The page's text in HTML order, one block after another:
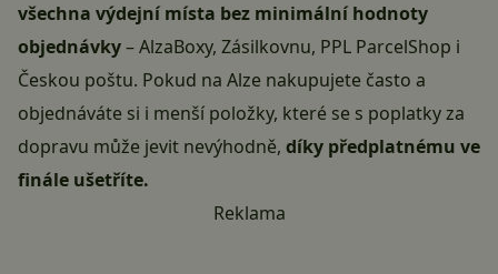
všechna výdejní místa bez minimální hodnoty
objednávky– AlzaBoxy, Zásilkovnu, PPL ParcelShop i
Českou poštu. Pokud na Alze nakupujete často a
objednáváte si i menší položky, které se s poplatky za
dopravu může jevit nevýhodně, díky předplatnému ve
finále ušetříte.
Reklama